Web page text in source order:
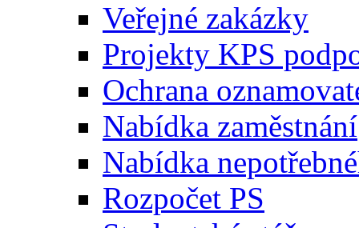
Veřejné zakázky
Projekty KPS
Ochrana
Nabídka zaměstnání
Nabídka
Rozpočet PS